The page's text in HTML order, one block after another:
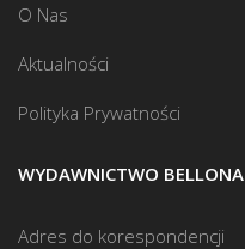
O Nas
Aktualności
Polityka Prywatności
WYDAWNICTWO BELLONA
Adres do korespondencji